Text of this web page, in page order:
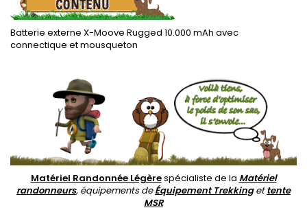
Batterie externe X-Moove Rugged 10.000 mAh avec
connectique et mousqueton
.
Matériel Randonnée Légèrespécialiste de la Matériel
randonneurs, équipements deÉquipement Trekkingettente
MSR